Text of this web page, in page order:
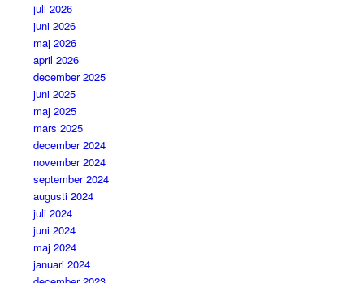
juli 2026
juni 2026
maj 2026
april 2026
december 2025
juni 2025
maj 2025
mars 2025
december 2024
november 2024
september 2024
augusti 2024
juli 2024
juni 2024
maj 2024
januari 2024